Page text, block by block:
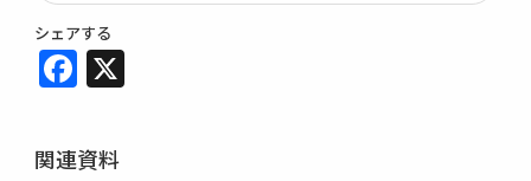
シェアする
Facebook
関連資料